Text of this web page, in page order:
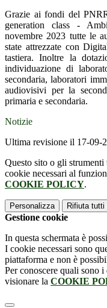
Grazie ai fondi del
generation class -
novembre 2023 tutte le
state attrezzate con
tastiera. Inoltre la
individuazione di
secondaria, laboratori
audiovisivi per la
primaria e secondaria.
Notizie
Ultima revisione il 17-09-
Questo sito o gli
cookie necessari al
COOKIE POLICY.
Personalizza Rifiuta tutti
Gestione cookie
In questa schermata è
I cookie necessari sono
piattaforma e non è
Per conoscere quali sono
visionare la COOKIE